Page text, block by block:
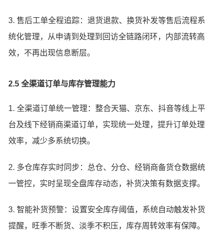
3. 售后工单全程追踪：退货退款、换货补发等售后流程系
统化管理，从申请到处理到回访全链路闭环，内部流转高
效，不再出现信息断层。
2.5 全渠道订单与库存管理能力
1. 全渠道订单统一管理：整合天猫、京东、抖音等线上平
台及线下经销商渠道订单，实现统一处理，提升订单处理
效率，减少多系统切换。
2. 多仓库存实时同步：总仓、分仓、经销商备货仓数据统
一管控，实时呈现全盘库存动态，补货决策有数据支撑。
3. 智能补货预警：设置安全库存阈值，系统自动触发补货
提醒，旺季不断货、淡季不积压，库存周转效率有保障。